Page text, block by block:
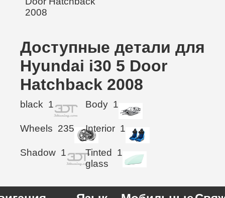
Доступные детали для
Hyundai i30 5 Door
Hatchback 2008
black 1 Body 1
Wheels 235 Interior 1
Shadow 1
Tinted
glass
1